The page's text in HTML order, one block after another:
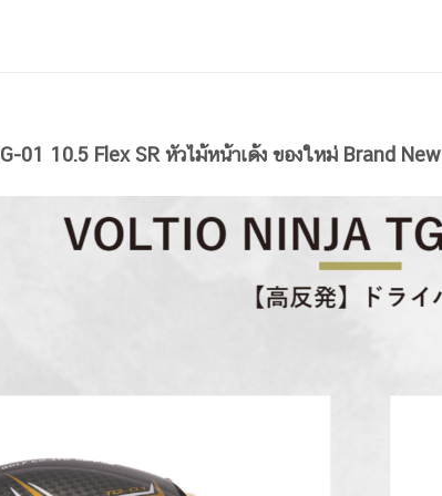
01 10.5 Flex SR หัวไม้หน้าเด้ง ของใหม่ Brand New